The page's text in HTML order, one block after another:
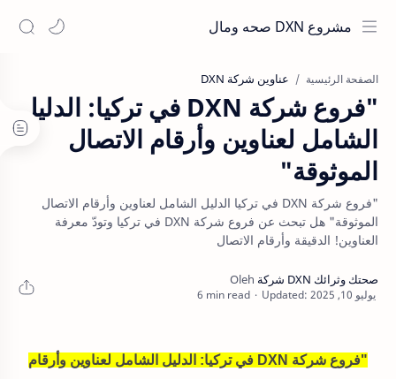
مشروع DXN صحه ومال
الصفحة الرئيسية عناوين شركة DXN
"فروع شركة DXN في تركيا: الدليل
الشامل لعناوين وأرقام الاتصال
الموثوقة"
"فروع شركة DXN في تركيا الدليل الشامل لعناوين وأرقام الاتصال
الموثوقة" هل تبحث عن فروع شركة DXN في تركيا وتودّ معرفة
العناوين! الدقيقة وأرقام الاتصال
6 min read
"فروع شركة DXN في تركيا: الدليل الشامل لعناوين وأرقام